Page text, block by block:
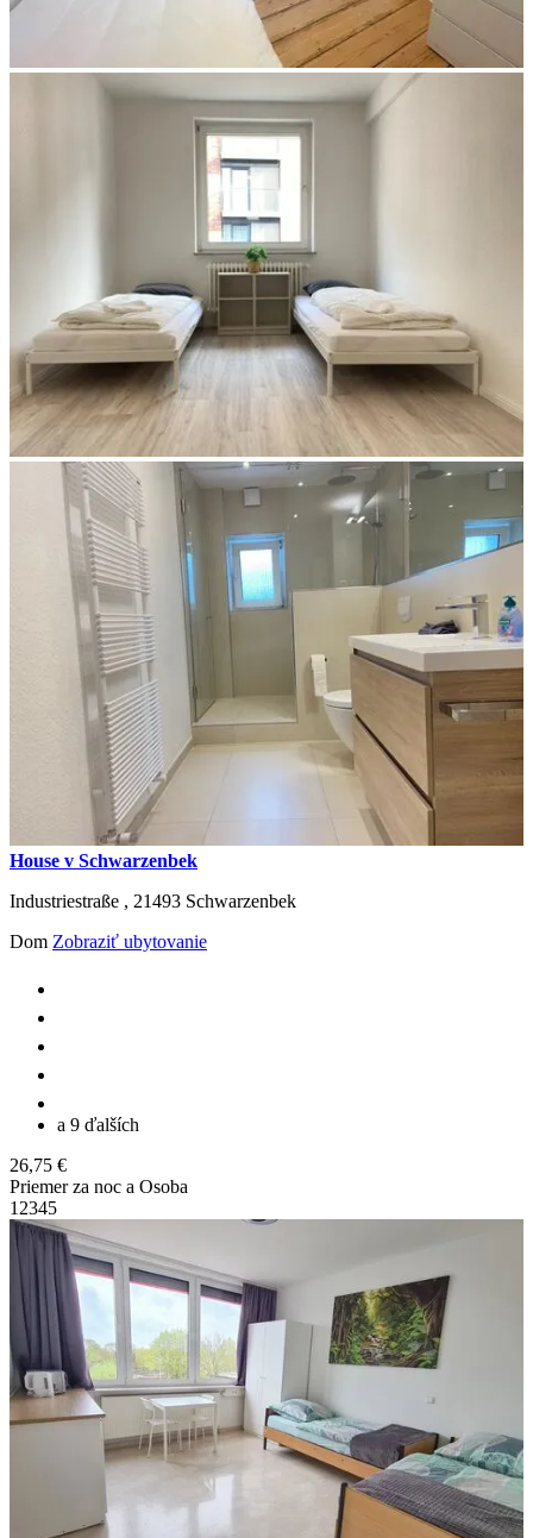
House v Schwarzenbek
Industriestraße , 21493 Schwarzenbek
Dom Zobraziť ubytovanie
a 9 ďalších
26,75 €
Priemer za noc a Osoba
1 2345